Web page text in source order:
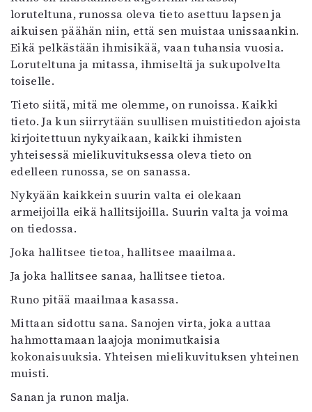
loruteltuna, runossa oleva tieto asettuu lapsen ja
aikuisen päähän niin, että sen muistaa unissaankin.
Eikä pelkästään ihmisikää, vaan tuhansia vuosia.
Loruteltuna ja mitassa, ihmiseltä ja sukupolvelta
toiselle.
Tieto siitä, mitä me olemme, on runoissa. Kaikki
tieto. Ja kun siirrytään suullisen muistitiedon ajoista
kirjoitettuun nykyaikaan, kaikki ihmisten
yhteisessä mielikuvituksessa oleva tieto on
edelleen runossa, se on sanassa.
Nykyään kaikkein suurin valta ei olekaan
armeijoilla eikä hallitsijoilla. Suurin valta ja voima
on tiedossa.
Joka hallitsee tietoa, hallitsee maailmaa.
Ja joka hallitsee sanaa, hallitsee tietoa.
Runo pitää maailmaa kasassa.
Mittaan sidottu sana. Sanojen virta, joka auttaa
hahmottamaan laajoja monimutkaisia
kokonaisuuksia. Yhteisen mielikuvituksen yhteinen
muisti.
Sanan ja runon malja.